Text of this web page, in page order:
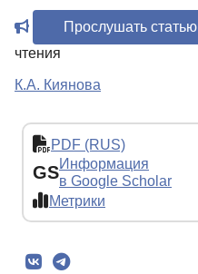
Прослушать статью
чтения
К.А. Киянова
PDF (RUS)
GSИнформация
в Google Scholar
Метрики